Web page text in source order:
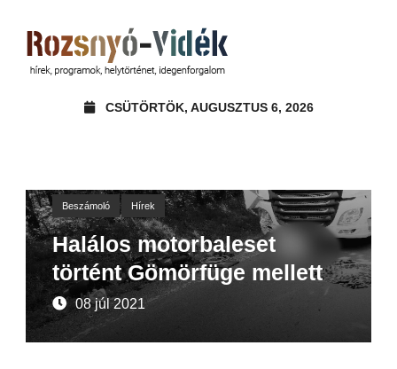
CSÜTÖRTÖK, AUGUSZTUS 6, 2026
Beszámoló Hírek
Halálos motorbaleset
történt Gömörfüge mellett
08 júl 2021